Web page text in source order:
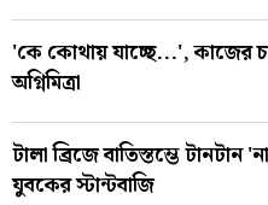
'কে কোথায় যাচ্ছে...', কাজের
অগ্নিমিত্রা
টালা ব্রিজে বাতিস্তম্ভে
যুবকের স্টান্টবাজি